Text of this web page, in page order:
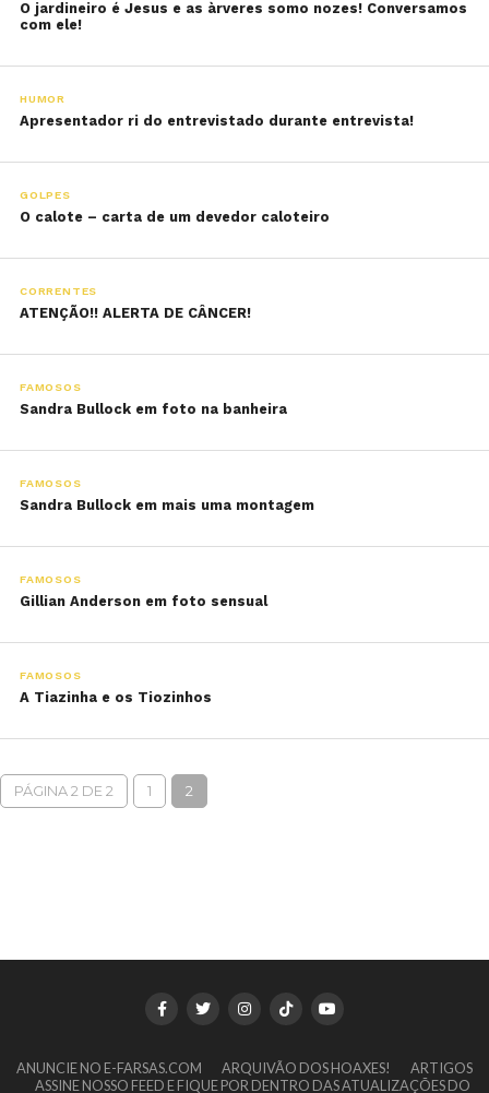
O jardineiro é Jesus e as àrveres somo nozes! Conversamos
com ele!
HUMOR
Apresentador ri do entrevistado durante entrevista!
GOLPES
O calote – carta de um devedor caloteiro
CORRENTES
ATENÇÃO!! ALERTA DE CÂNCER!
FAMOSOS
Sandra Bullock em foto na banheira
FAMOSOS
Sandra Bullock em mais uma montagem
FAMOSOS
Gillian Anderson em foto sensual
FAMOSOS
A Tiazinha e os Tiozinhos
PÁGINA 2 DE 2 1 2
ANUNCIE NO E-FARSAS.COM ARQUIVÃO DOS HOAXES!
ARTIGOS
ASSINE NOSSO FEED E FIQUE POR DENTRO DAS ATUALIZAÇÕES DO